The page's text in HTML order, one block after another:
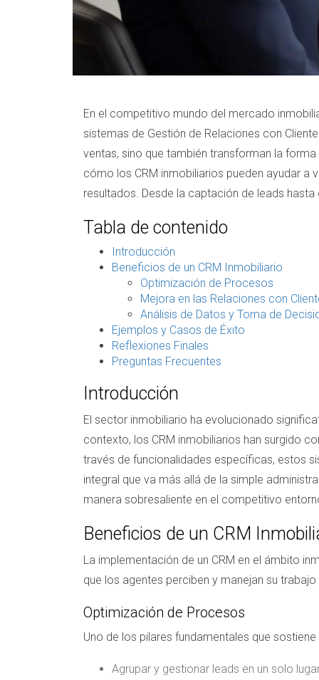
En el competitivo mundo del mercado
sistemas de Gestión de Relaciones con
ventas, sino que también transforman la
cómo los CRM inmobiliarios pueden ayudar
resultados. Desde la captación de leads
Tabla de contenido
Introducción
Beneficios de un CRM Inmobiliario
Optimización de Procesos
Mejora en las Relaciones con
Análisis de Datos y Toma de
Ejemplos y Casos de Éxito
Reflexiones Finales
Preguntas Frecuentes
Introducción
El sector inmobiliario ha evolucionado
contexto, los CRM inmobiliarios han surgido
través de funcionalidades específicas, estos
integral que va más allá de la simple
manera sobresaliente en el competitivo
Beneficios de un CRM
La implementación de un CRM en el ámbito
que los agentes perciben y manejan su
Optimización de Procesos
Uno de los pilares fundamentales que
Agrupar y gestionar leads en un solo